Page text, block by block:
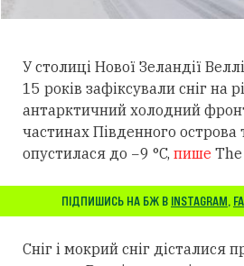
У столиці Нової Зеландії
15 років зафіксували сніг на
антарктичний холодний
частинах Південного
опустилася до −9 °C, пише
ПІДПИШИСЬ НА БЖ В INSTAGRAM,
Сніг і мокрий сніг дісталися